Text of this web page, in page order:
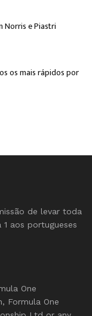
Norris e Piastri
os mais rápidos por
de levar toda
aos portugueses
One
Formula One